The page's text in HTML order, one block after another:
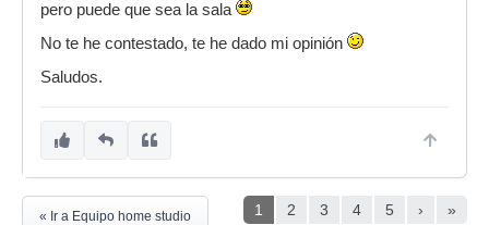
pero puede que sea la sala
No te he contestado, te he dado mi opinión
Saludos.
1 2 3 4 5 › »
« Ir a Equipo home studio